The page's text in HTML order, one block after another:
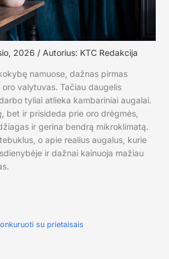
2026 / Autorius: KTC Redakcija
namuose, dažnas pirmas
valytuvas. Tačiau daugelis
tyliai atlieka kambariniai augalai.
bet ir prisideda prie oro drėgmės,
ir gerina bendrą mikroklimatą.
o apie realius augalus, kurie
ir dažnai kainuoja mažiau
su prietaisais